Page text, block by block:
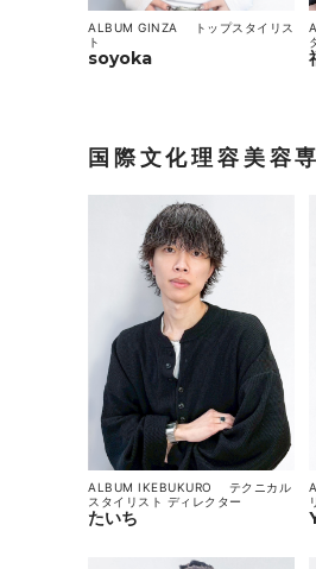
soyoka
ALBUM GINZA
トップスタイリス
ト
国際文化理容美容
たいち
ALBUM IKEBUKURO
テクニカル
スタイリスト ディレクター